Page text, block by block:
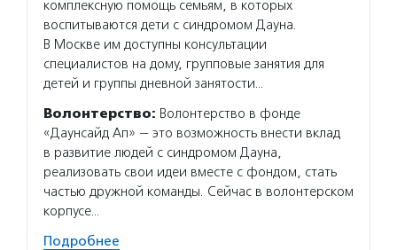
комплексную помощь семьям, в которых
воспитываются дети с синдромом Дауна.
В Москве им доступны консультации
специалистов на дому, групповые занятия для
детей и группы дневной занятости…
Волонтерство: Волонтерство в фонде
«Даунсайд Ап» — это возможность внести вклад
в развитие людей с синдромом Дауна,
реализовать свои идеи вместе с фондом, стать
частью дружной команды. Сейчас в волонтерском
корпусе…
Подробнее